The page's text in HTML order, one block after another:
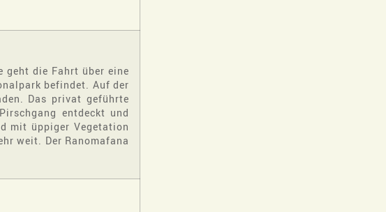
geht die Fahrt über eine
befindet. Auf der
Das privat geführte
entdeckt und
mit üppiger Vegetation
weit. Der Ranomafana